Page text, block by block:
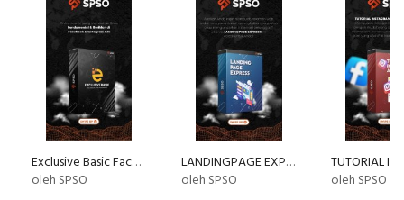
Exclusive Basic Facebook Instagram Ads
oleh SPSO
LANDINGPAGE EXPRESS
oleh SPSO
oleh SPSO